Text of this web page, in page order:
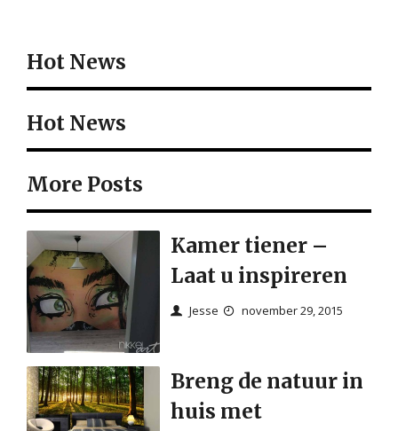
Hot News
Hot News
More Posts
Kamer tiener –
Laat u inspireren
Jesse november 29, 2015
Breng de natuur in
huis met